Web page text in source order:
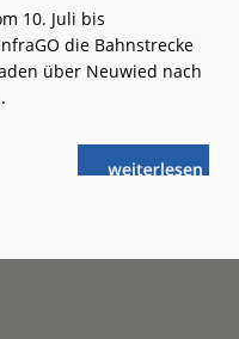
10. Juli bis
die Bahnstrecke
über Neuwied nach
weiterlese
nRechte